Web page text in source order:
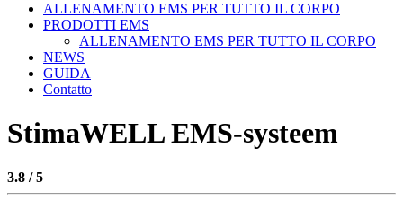
ALLENAMENTO EMS PER TUTTO IL CORPO
PRODOTTI EMS
ALLENAMENTO EMS PER TUTTO IL CORPO
NEWS
GUIDA
Contatto
StimaWELL EMS-systeem
3.8 / 5